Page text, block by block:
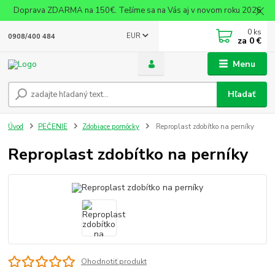
Doprava ZDARMA na 150€. Tešíme sa na Vás aj v novom roku 2026
Menu
EUR
Hľadať
0908/400 484 0 ks
za 0 €
Úvod PEČENIE Zdobiace pomôcky Reproplast zdobítko na perníky
Reproplast zdobítko na perníky
Ohodnotiť produkt